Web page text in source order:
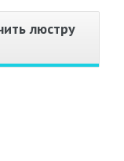
люстру